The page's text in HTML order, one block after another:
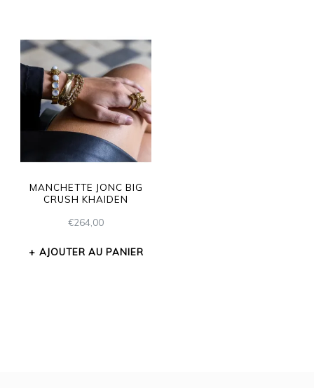
MANCHETTE JONC BIG
CRUSH KHAIDEN
€264,00
AJOUTER AU PANIER